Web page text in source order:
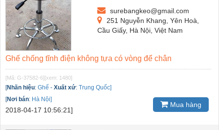
surebangkeo@gmail.com
251 Nguyễn Khang, Yên Hoà,
Cầu Giấy, Hà Nội, Việt Nam
Ghế chống tĩnh điện không tựa có vòng để chân
[Mã: G-37582-6] [xem: 1480]
[Nhãn hiệu: Ghế - Xuất xứ: Trung Quốc]
[Nơi bán: Hà Nội]
2018-04-17 10:56:21]
Mua hàng